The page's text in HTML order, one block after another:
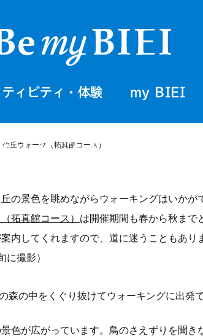
ティビティ・体験 my BIEI
・パッチワーク
丘ウォーク（拓真館コース）
の景色を眺めながらウォーキングはいかが
拓真館コース） は開催期間も春から秋まで
内してくれますので、道に迷うこともあ
に撮影）
森の中をくぐり抜けてウォーキングに出発で
色が広がっています。鳥のさえずりを聞き